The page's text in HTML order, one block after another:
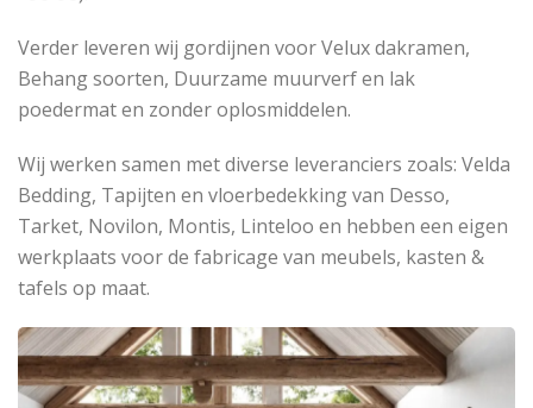
Verder leveren wij gordijnen voor Velux dakramen,
Behang soorten, Duurzame muurverf en lak
poedermat en zonder oplosmiddelen.
Wij werken samen met diverse leveranciers zoals: Velda
Bedding, Tapijten en vloerbedekking van Desso,
Tarket, Novilon, Montis, Linteloo en hebben een eigen
werkplaats voor de fabricage van meubels, kasten &
tafels op maat.